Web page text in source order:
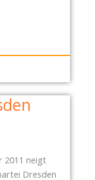
2011 neigt
Dresden